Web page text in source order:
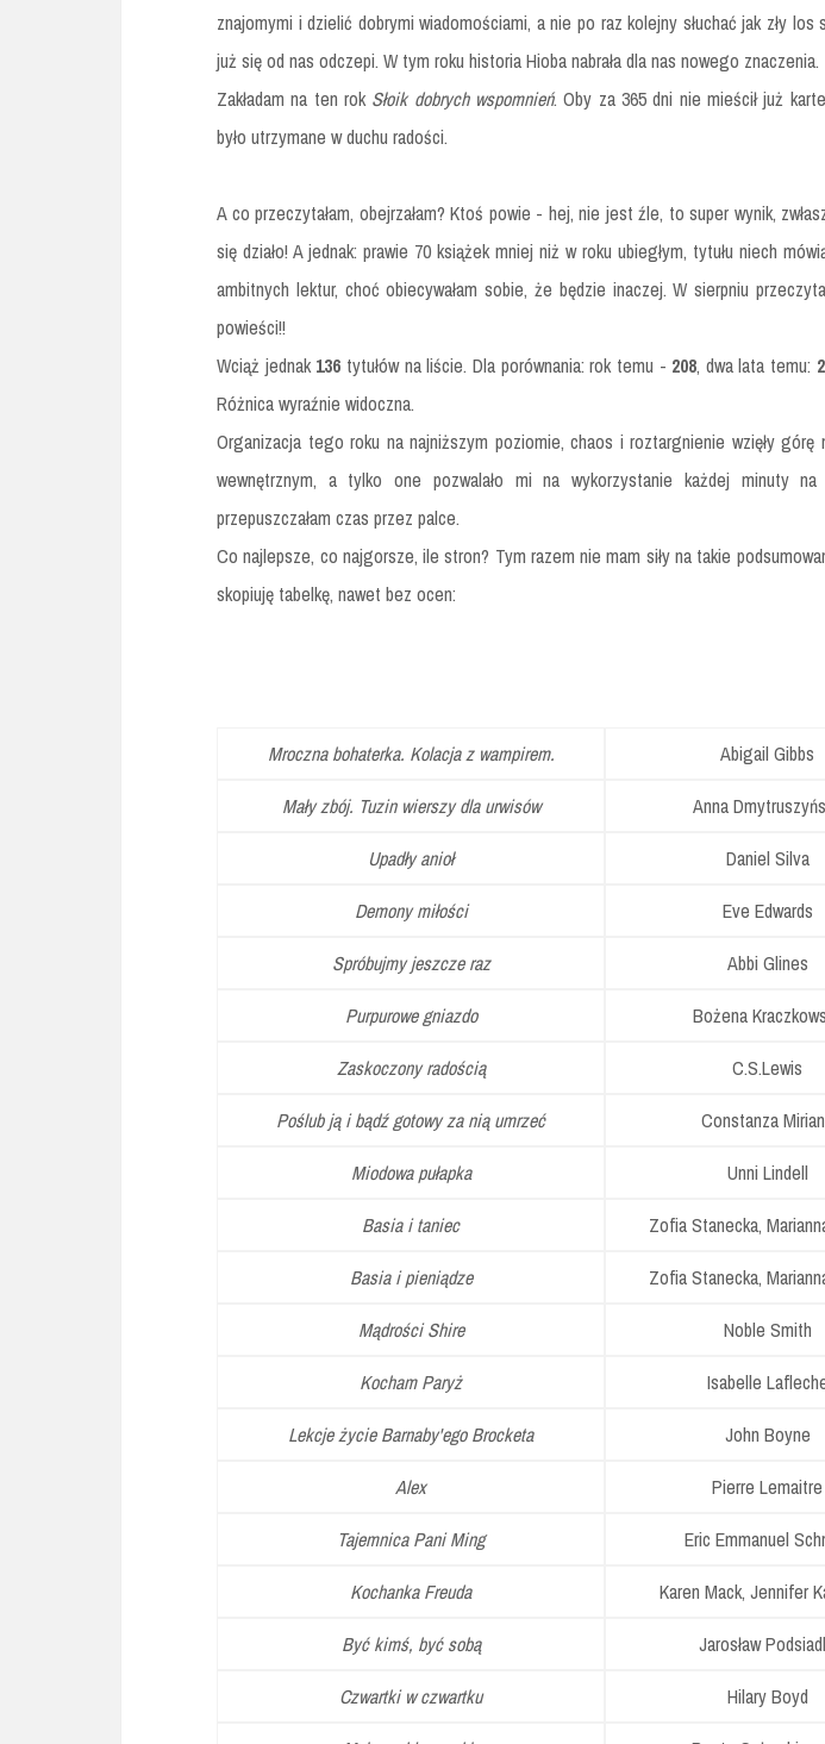
znajomymi i dzielić dobrymi wiadomościami, a nie po raz kolejny słuchać jak zły los
już się od nas odczepi. W tym roku historia Hioba nabrała dla nas nowego znaczenia.
Zakładam na ten rok Słoik dobrych wspomnień. Oby za 365 dni nie mieścił już
było utrzymane w duchu radości.
A co przeczytałam, obejrzałam? Ktoś powie - hej, nie jest źle, to super wynik,
się działo! A jednak: prawie 70 książek mniej niż w roku ubiegłym, tytułu niech
ambitnych lektur, choć obiecywałam sobie, że będzie inaczej. W sierpniu
powieści!!
Wciąż jednak136 tytułów na liście. Dla porównania: rok temu - 208, dwa lata temu:
Różnica wyraźnie widoczna.
Organizacja tego roku na najniższym poziomie, chaos i roztargnienie wzięły górę
wewnętrznym, a tylko one pozwalało mi na wykorzystanie każdej minuty
przepuszczałam czas przez palce.
Co najlepsze, co najgorsze, ile stron? Tym razem nie mam siły na takie
skopiuję tabelkę, nawet bez ocen:
Mroczna bohaterka. Kolacja z wampirem.
Abigail Gibbs
Mały zbój. Tuzin wierszy dla urwisów
Anna
Upadły anioł
Daniel Silva
Demony miłości
Eve Edwards
Spróbujmy jeszcze raz
Abbi Glines
Purpurowe gniazdo
Bożena
Zaskoczony radością
C.S.Lewis
Poślub ją i bądź gotowy za nią umrzeć
Constanza
Miodowa pułapka
Unni Lindell
Basia i taniec
Zofia Stanecka,
Basia i pieniądze
Zofia Stanecka,
Mądrości Shire
Noble Smith
Kocham Paryż
Isabelle
Lekcje życie Barnaby'ego Brocketa
John Boyne
Alex
Pierre Lemaitre
Tajemnica Pani Ming
Eric Emmanuel
Kochanka Freuda
Karen Mack, Jennifer
Być kimś, być sobą
Jarosław
Czwartki w czwartku
Hilary Boyd